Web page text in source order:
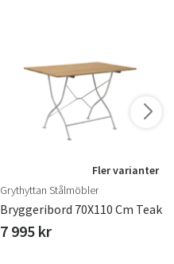
Fler varianter
Grythyttan Stålmöbler
Bryggeribord 70X110 Cm Teak
7 995 kr